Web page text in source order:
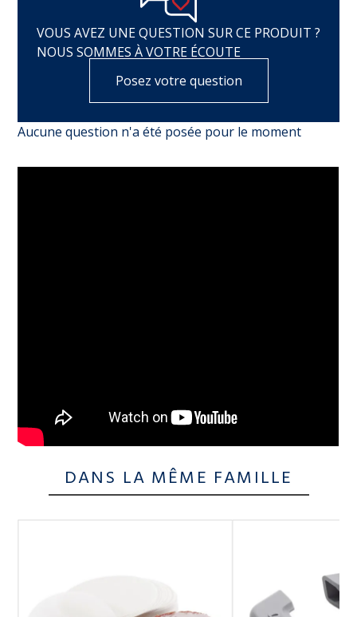
VOUS AVEZ UNE QUESTION SUR CE PRODUIT ?
NOUS SOMMES À VOTRE ÉCOUTE
Posez votre question
Aucune question n'a été posée pour le moment
DANS LA MÊME FAMILLE